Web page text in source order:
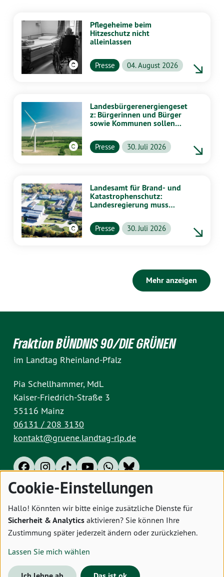
Pflegeheime beim
Hitzeschutz nicht
alleinlassen
Presse 04. August 2026
Landesbürgerenergiengeset
z: Bürgerinnen und Bürger
sowie Kommunen sollen
profitieren
Presse 30. Juli 2026
Landesamt für Brand- und
Katastrophenschutz:
Landesregierung muss
Presse 30. Juli 2026
Mehr anzeigen
Fraktion BÜNDNIS 90/DIE GRÜNEN
im Landtag Rheinland-Pfalz
Pia Schellhammer, MdL
Kaiser-Friedrich-Straße 3
55116 Mainz
06131 / 208 3130
kontakt@gruene.landtag-rlp.de
Impressum Datenschutz Cookies
Cookie-Einstellungen
Hallo! Könnten wir bitte einige zusätzliche Dienste für
Sicherheit & Analytics aktivieren? Sie können Ihre
Zustimmung später jederzeit ändern oder zurückziehen.
Lassen Sie mich wählen